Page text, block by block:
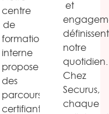
centre
de
formation
interne
propose
des
parcours
certifiants
et
définissent
notre
quotidien.
Chez
Securus,
chaque